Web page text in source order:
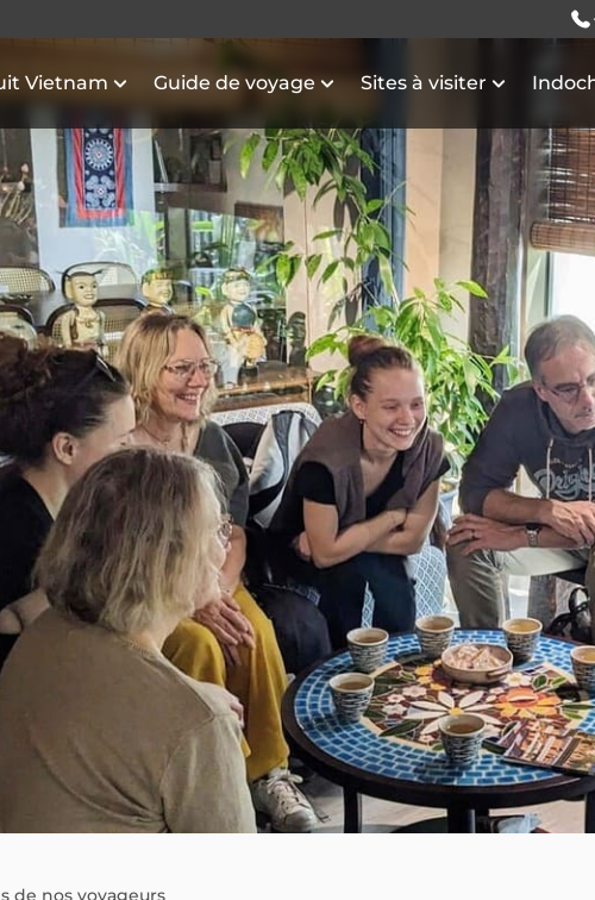
Vietnam Guide de voyage Sites à visiter
de nos voyageurs